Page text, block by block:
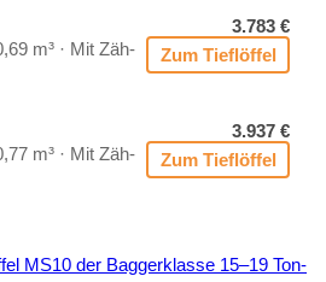
m³ · Mit Zäh­
3.783 €
Zum Tief­löf­fel
m³ · Mit Zäh­
3.937 €
Zum Tief­löf­fel
MS10 der Bag­ger­klas­se 15–19 Ton­